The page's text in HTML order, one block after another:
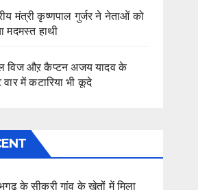
मंत्री कृष्णपाल गुर्जर ने नेताओं को
मदमस्त हाथी
विज औऱ कैप्टन अजय यादव के
वार में कटारिया भी कूदे
के सीकरी गांव के खेतों में मिला